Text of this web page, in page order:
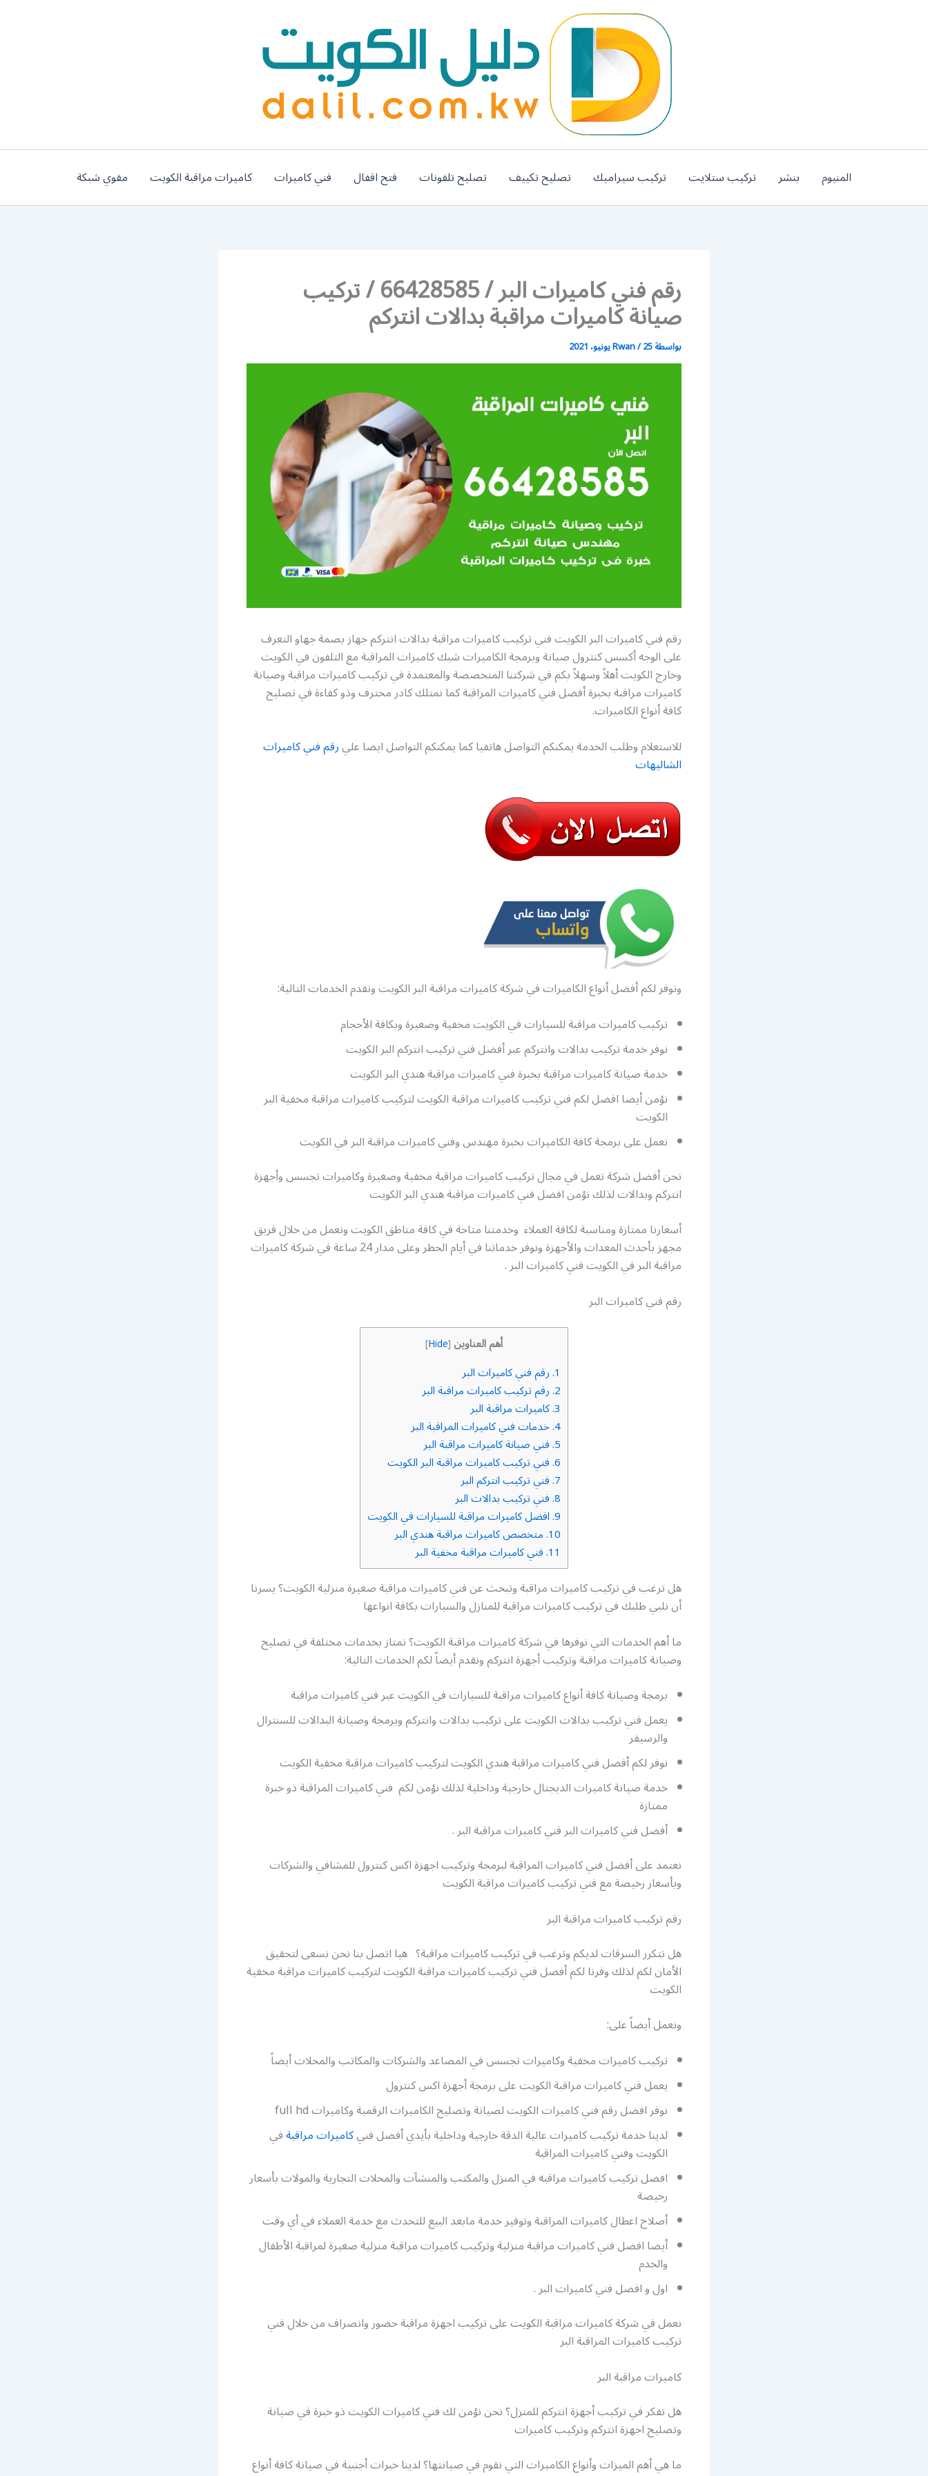
المنيوم بنشر تركيب ستلايت تركيب سيراميك تصليح تكييف تصليح تلفونات فتح اقفال فني كاميرات كاميرات مراقبة الكويت مقوي شبكة
رقم فني كاميرات البر / 66428585 / تركيب
صيانة كاميرات مراقبة بدالات انتركم
بواسطة Rwan/25 يونيو، 2021
رقم فني كاميرات البر الكويت فني تركيب كاميرات مراقبة بدالات انتركم جهاز بصمة جهاو التعرف
على الوجه أكسس كنترول صيانة وبرمجة الكاميرات شبك كاميرات المراقبة مع التلفون في الكويت
وخارج الكويت أهلاً وسهلاً بكم في شركتنا المتخصصة والمعتمدة في تركيب كاميرات مراقبة وصيانة
كاميرات مراقبة بخبرة أفضل فني كاميرات المراقبة كما نمتلك كادر محترف وذو كفاءة في تصليح
كافة أنواع الكاميرات.
للاستعلام وطلب الخدمة يمكنكم التواصل هاتفيا كما يمكنكم التواصل ايضا عليرقم فني كاميرات
الشاليهات
ونوفر لكم أفضل أنواع الكاميرات في شركة كاميرات مراقبة البر الكويت ونقدم الخدمات التالية:
تركيب كاميرات مراقبة للسيارات في الكويت مخفية وصغيرة وبكافة الأحجام
نوفر خدمة تركيب بدالات وانتركم عبر أفضل فني تركيب انتركم البر الكويت
خدمة صيانة كاميرات مراقبة بخبرة فني كاميرات مراقبة هندي البر الكويت
نؤمن أيضا افضل لكم فني تركيب كاميرات مراقبة الكويت لتركيب كاميرات مراقبة مخفية البر
الكويت
نعمل على برمجة كافة الكاميرات بخبرة مهندس وفني كاميرات مراقبة البر في الكويت
نحن أفضل شركة تعمل في مجال تركيب كاميرات مراقبة مخفية وصغيرة وكاميرات تجسس وأجهزة
انتركم وبدالات لذلك نؤمن افضل فني كاميرات مراقبة هندي البر الكويت
أسعارنا ممتازة ومناسبة لكافة العملاء وخدمتنا متاحة في كافة مناطق الكويت ونعمل من خلال فريق
مجهز بأحدث المعدات والأجهزة ونوفر خدماتنا في أيام الحظر وعلى مدار 24 ساعة في شركة كاميرات
مراقبة البر في الكويت فني كاميرات البر .
رقم فني كاميرات البر
أهم العناوين [
Hide
]
1. رقم فني كاميرات البر
2. رقم تركيب كاميرات مراقبة البر
3. كاميرات مراقبة البر
4. خدمات فني كاميرات المراقبة البر
5. فني صيانة كاميرات مراقبة البر
6. فني تركيب كاميرات مراقبة البر الكويت
7. فني تركيب انتركم البر
8. فني تركيب بدالات البر
9. افضل كاميرات مراقبة للسيارات في الكويت
10. متخصص كاميرات مراقبة هندي البر
11. فني كاميرات مراقبة مخفية البر
هل ترغب في تركيب كاميرات مراقبة وتبحث عن فني كاميرات مراقبة صغيرة منزلية الكويت؟ يسرنا
أن نلبي طلبك في تركيب كاميرات مراقبة للمنازل والسيارات بكافة انواعها
ما أهم الخدمات التي نوفرها في شركة كاميرات مراقبة الكويت؟ نمتاز بخدمات مختلفة في تصليح
وصيانة كاميرات مراقبة وتركيب أجهزة انتركم ونقدم أيضاً لكم الخدمات التالية:
برمجة وصيانة كافة أنواع كاميرات مراقبة للسيارات في الكويت عبر فني كاميرات مراقبة
يعمل فني تركيب بدالات الكويت على تركيب بدالات وانتركم وبرمجة وصيانة البدالات للسنترال
والرسيفر
نوفر لكم أفضل فني كاميرات مراقبة هندي الكويت لتركيب كاميرات مراقبة مخفية الكويت
خدمة صيانة كاميرات الديجتال خارجية وداخلية لذلك نؤمن لكم فني كاميرات المراقبة ذو خبرة
ممتازة
أفضل فني كاميرات البر فني كاميرات مراقبة البر .
نعتمد على أفضل فني كاميرات المراقبة لبرمجة وتركيب اجهزة اكس كنترول للمشافي والشركات
وبأسعار رخيصة مع فني تركيب كاميرات مراقبة الكويت
رقم تركيب كاميرات مراقبة البر
هل تتكرر السرقات لديكم وترغب في تركيب كاميرات مراقبة؟ هيا اتصل بنا نحن نسعى لتحقيق
الأمان لكم لذلك وفرنا لكم أفضل فني تركيب كاميرات مراقبة الكويت لتركيب كاميرات مراقبة مخفية
الكويت
ونعمل أيضاً على:
تركيب كاميرات مخفية وكاميرات تجسس في المصاعد والشركات والمكاتب والمحلات أيضاً
يعمل فني كاميرات مراقبة الكويت على برمجة أجهزة اكس كنترول
نوفر افضل رقم فني كاميرات الكويت لصيانة وتصليح الكاميرات الرقمية وكاميرات full hd
لدينا خدمة تركيب كاميرات عالية الدقة خارجية وداخلية بأيدي أفضل فنيكاميرات مراقبةفي
الكويت وفني كاميرات المراقبة
افضل تركيب كاميرات مراقبه في المنزل والمكتب والمنشآت والمحلات التجارية والمولات بأسعار
رخيصة
أصلاح اعطال كاميرات المراقبة وتوفير خدمة مابعد البيع للتحدث مع خدمة العملاء في أي وقت
أيضا افضل فني كاميرات مراقبة منزلية وتركيب كاميرات مراقبة منزلية صغيرة لمراقبة الأطفال
والخدم
اول و افضل فني كاميرات البر .
نعمل في شركة كاميرات مراقبة الكويت على تركيب اجهزة مراقبة حضور وانصراف من خلال فني
تركيب كاميرات المراقبة البر
كاميرات مراقبة البر
هل تفكر في تركيب أجهزة انتركم للمنزل؟ نحن نؤمن لك فني كاميرات الكويت ذو خبرة في صيانة
وتصليح اجهزة انتركم وتركيب كاميرات
ما هي أهم الميزات وأنواع الكاميرات التي نقوم في صيانتها؟ لدينا خبرات أجنبية في صيانة كافة أنواع